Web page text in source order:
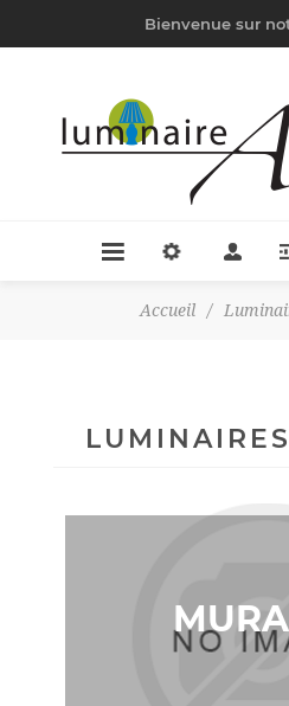
Bienvenue sur
Accueil /